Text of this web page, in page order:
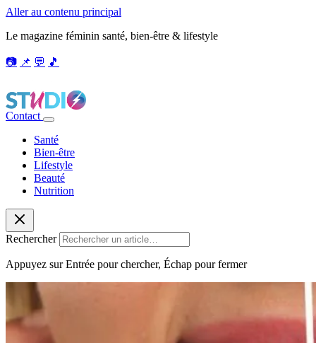
Aller au contenu principal
Le magazine féminin santé, bien-être & lifestyle
📷 📌 💬 🎵
Contact
Santé
Bien-être
Lifestyle
Beauté
Nutrition
Rechercher
Appuyez sur Entrée pour chercher, Échap pour fermer